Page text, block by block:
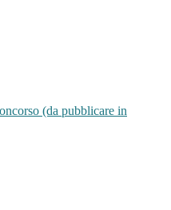
(da pubblicare in